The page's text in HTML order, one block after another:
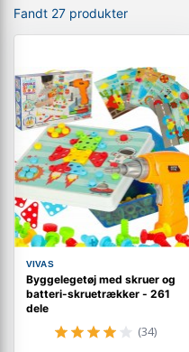
Fandt 27 produkter
VIVAS
Byggelegetøj med skruer og
batteri-skruetrækker - 261
dele
(34)